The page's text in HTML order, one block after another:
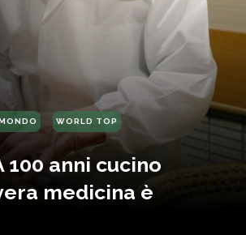
WORLD TOP
100 anni cucino
medicina è